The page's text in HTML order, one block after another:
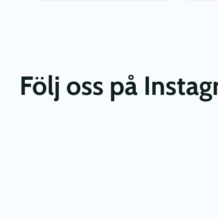
Följ oss på